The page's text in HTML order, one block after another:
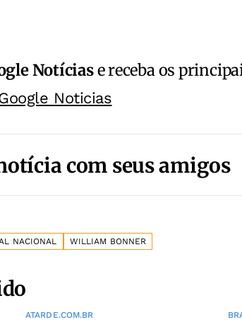
Notíciase receba os
Noticias
com seus amigos
NACIONAL WILLIAM BONNER